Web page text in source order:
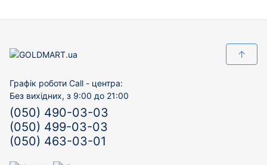
↑
Графік роботи Call - центра:
Без вихідних, з 9:00 до 21:00
(050) 490-03-03
(050) 499-03-03
(050) 463-03-01